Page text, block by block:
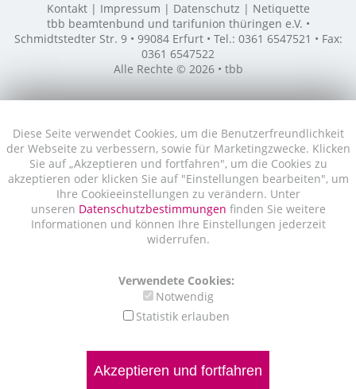
Diese Seite verwendet Cookies, um die Benutzerfreundlichkeit
der Webseite zu verbessern, sowie für Marketingzwecke. Klicken
Sie auf „Akzeptieren und fortfahren", um die Cookies zu
akzeptieren oder klicken Sie auf "Einstellungen bearbeiten", um
Ihre Cookieeinstellungen zu verändern. Unter
unseren Datenschutzbestimmungen finden Sie weitere
Informationen und können Ihre Einstellungen jederzeit
widerrufen.
Verwendete Cookies:
Notwendig
Statistik erlauben
Akzeptieren und fortfahren
Kontakt Impressum Datenschutz
Netiquette
tbb beamtenbund und tarifunion thüringen e.V. •
Schmidtstedter Str. 9 • 99084 Erfurt • Tel.: 0361 6547521 • Fax:
0361 6547522
Alle Rechte © 2026 • tbb